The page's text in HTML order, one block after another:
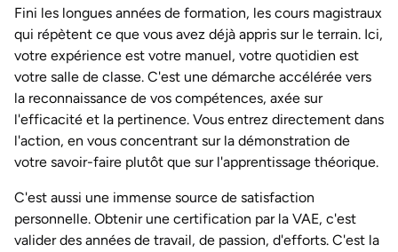
Fini les longues années de formation, les cours magistraux
qui répètent ce que vous avez déjà appris sur le terrain. Ici,
votre expérience est votre manuel, votre quotidien est
votre salle de classe. C'est une démarche accélérée vers
la reconnaissance de vos compétences, axée sur
l'efficacité et la pertinence. Vous entrez directement dans
l'action, en vous concentrant sur la démonstration de
votre savoir-faire plutôt que sur l'apprentissage théorique.
C'est aussi une immense source de satisfaction
personnelle. Obtenir une certification par la VAE, c'est
valider des années de travail, de passion, d'efforts. C'est la